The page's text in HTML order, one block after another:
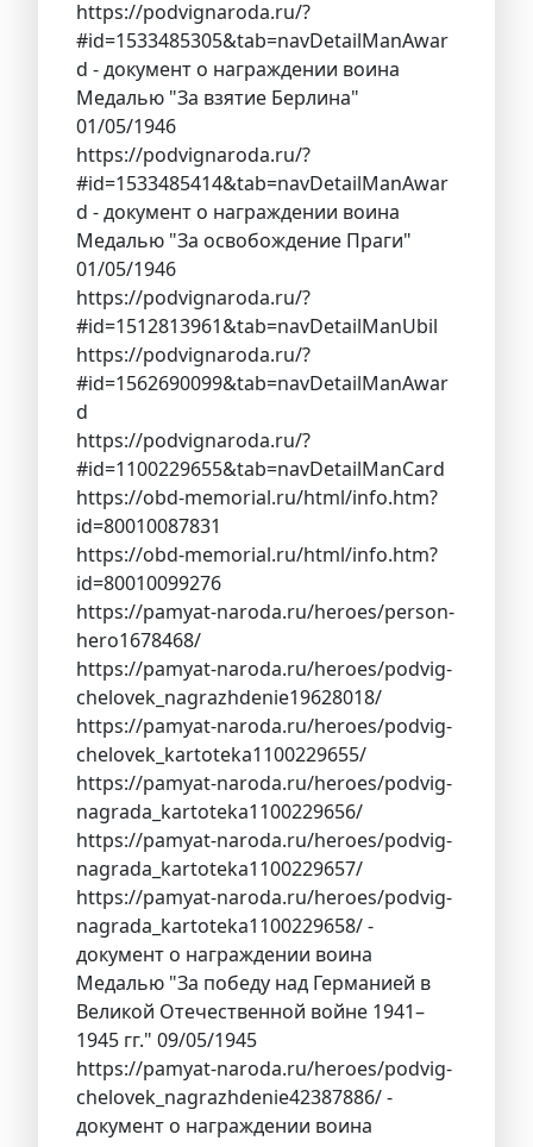
https://podvignaroda.ru/?
#id=1533485305&tab=navDetailManAwar
d - документ о награждении воина
Медалью "За взятие Берлина"
01/05/1946
https://podvignaroda.ru/?
#id=1533485414&tab=navDetailManAwar
d - документ о награждении воина
Медалью "За освобождение Праги"
01/05/1946
https://podvignaroda.ru/?
#id=1512813961&tab=navDetailManUbil
https://podvignaroda.ru/?
#id=1562690099&tab=navDetailManAwar
d
https://podvignaroda.ru/?
#id=1100229655&tab=navDetailManCard
https://obd-memorial.ru/html/info.htm?
id=80010087831
https://obd-memorial.ru/html/info.htm?
id=80010099276
https://pamyat-naroda.ru/heroes/person-
hero1678468/
https://pamyat-naroda.ru/heroes/podvig-
chelovek_nagrazhdenie19628018/
https://pamyat-naroda.ru/heroes/podvig-
chelovek_kartoteka1100229655/
https://pamyat-naroda.ru/heroes/podvig-
nagrada_kartoteka1100229656/
https://pamyat-naroda.ru/heroes/podvig-
nagrada_kartoteka1100229657/
https://pamyat-naroda.ru/heroes/podvig-
nagrada_kartoteka1100229658/ -
документ о награждении воина
Медалью "За победу над Германией в
Великой Отечественной войне 1941–
1945 гг." 09/05/1945
https://pamyat-naroda.ru/heroes/podvig-
chelovek_nagrazhdenie42387886/ -
документ о награждении воина